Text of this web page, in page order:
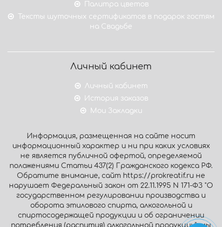
Палитра цветов
Тексты шуточных сертификатов в подарок гостям
на Свадьбе
Личный кабинет
Личный кабинет
История заказов
Мои Закладки
Информация, размещенная на сайте носит
информационный характер и ни при каких условиях
не является публичной офертой, определяемой
положениями Статьи 437(2) Гражданского кодекса РФ.
Обратите внимание, сайт https://prokreatif.ru не
нарушает Федеральный закон от 22.11.1995 N 171-ФЗ "О
государственном регулировании производства и
оборота этилового спирта, алкогольной и
спиртосодержащей продукции и об ограничении
потребления (распития) алкогольной продукции": мы